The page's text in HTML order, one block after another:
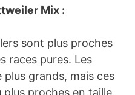
Mix :
sont plus proches
races pures. Les
grands, mais ces
proches en taille,